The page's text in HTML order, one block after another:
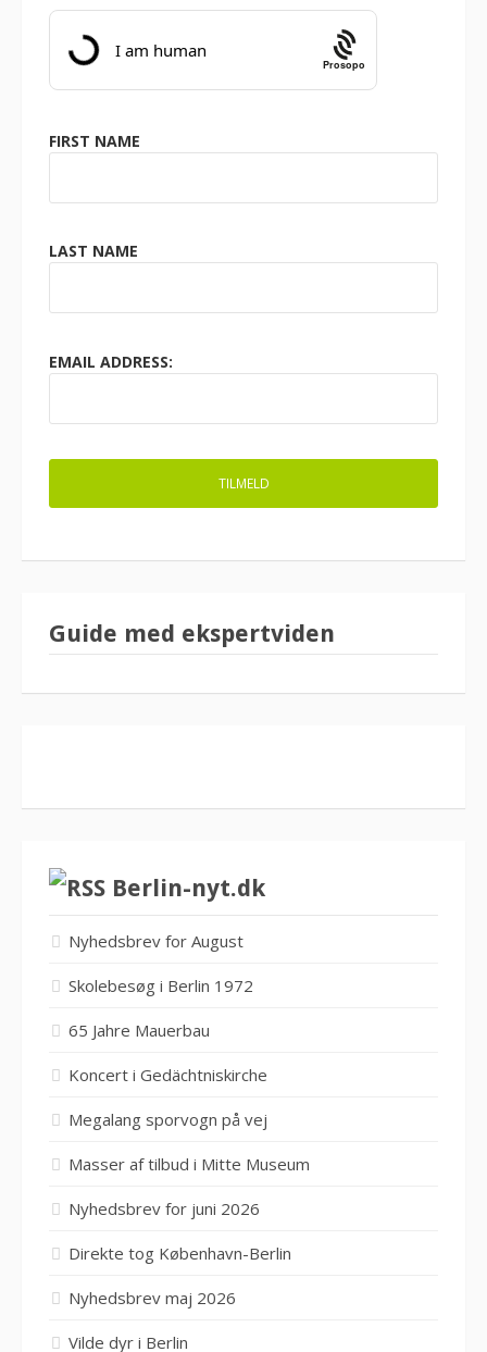
Prosopo
FIRST NAME
LAST NAME
EMAIL ADDRESS:
Guide med ekspertviden
Berlin-nyt.dk
Nyhedsbrev for August
Skolebesøg i Berlin 1972
65 Jahre Mauerbau
Koncert i Gedächtniskirche
Megalang sporvogn på vej
Masser af tilbud i Mitte Museum
Nyhedsbrev for juni 2026
Direkte tog København-Berlin
Nyhedsbrev maj 2026
Vilde dyr i Berlin